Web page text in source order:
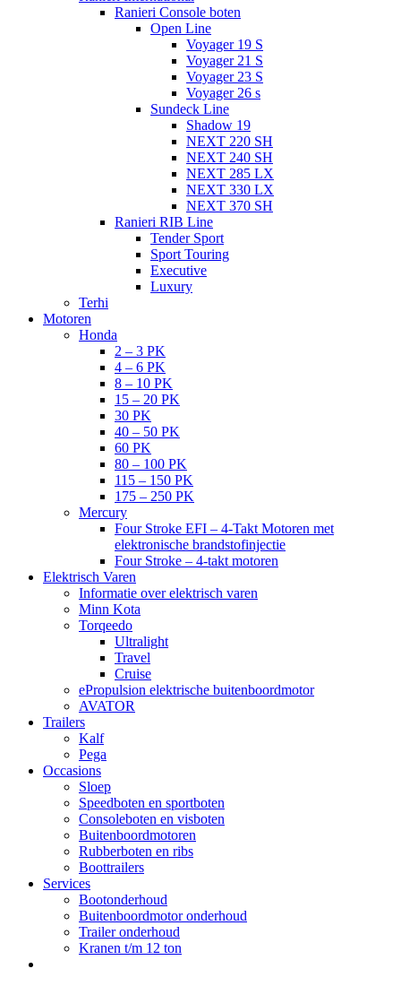
Ranieri Console boten
Open Line
Voyager 19 S
Voyager 21 S
Voyager 23 S
Voyager 26 s
Sundeck Line
Shadow 19
NEXT 220 SH
NEXT 240 SH
NEXT 285 LX
NEXT 330 LX
NEXT 370 SH
Ranieri RIB Line
Tender Sport
Sport Touring
Executive
Luxury
Terhi
Motoren
Honda
2 – 3 PK
4 – 6 PK
8 – 10 PK
15 – 20 PK
30 PK
40 – 50 PK
60 PK
80 – 100 PK
115 – 150 PK
175 – 250 PK
Mercury
Four Stroke EFI – 4-Takt Motoren met
elektronische brandstofinjectie
Four Stroke – 4-takt motoren
Elektrisch Varen
Informatie over elektrisch varen
Minn Kota
Torqeedo
Ultralight
Travel
Cruise
ePropulsion elektrische buitenboordmotor
AVATOR
Trailers
Kalf
Pega
Occasions
Sloep
Speedboten en sportboten
Consoleboten en visboten
Buitenboordmotoren
Rubberboten en ribs
Boottrailers
Services
Bootonderhoud
Buitenboordmotor onderhoud
Trailer onderhoud
Kranen t/m 12 ton